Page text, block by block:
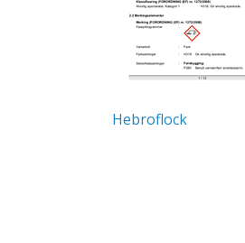
Hebroflock